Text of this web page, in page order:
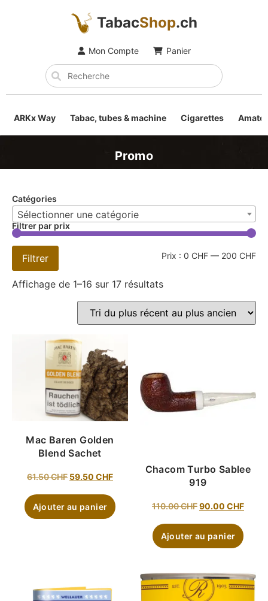
TabacShop.ch
Mon Compte Panier
ARKx Way Tabac, tubes & machine Cigarettes
Promo
Catégories
Sélectionner une catégorie
Filtrer par prix
Filtrer Prix : 0 CHF — 200 CHF
Affichage de 1–16 sur 17 résultats
Mac Baren Golden
Blend Sachet
61.50CHF 59.50 CHF
Ajouter au panier
Chacom Turbo Sablee
919
110.00CHF90.00 CHF
Ajouter au panier